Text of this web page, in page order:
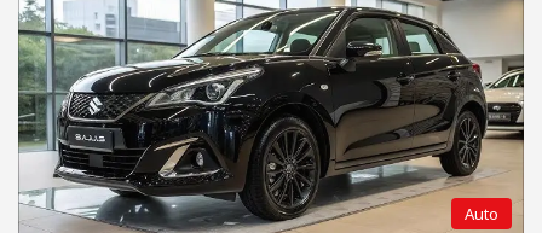
Auto